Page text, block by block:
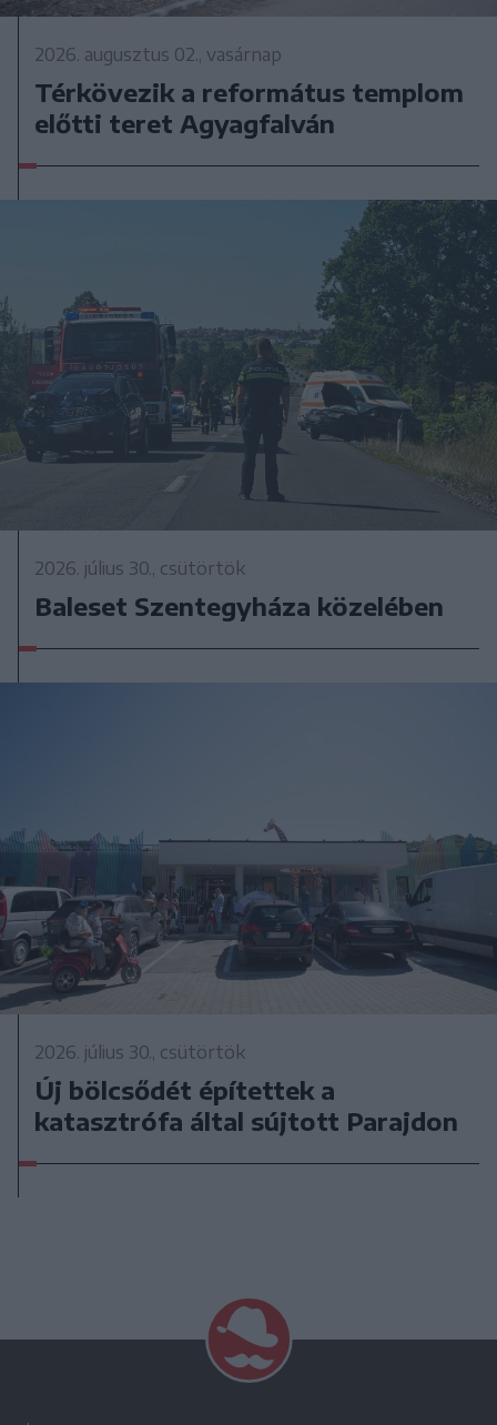
2026. augusztus 02., vasárnap
Térkövezik a református templom
előtti teret Agyagfalván
2026. július 30., csütörtök
Baleset Szentegyháza közelében
2026. július 30., csütörtök
Új bölcsődét építettek a
katasztrófa által sújtott Parajdon